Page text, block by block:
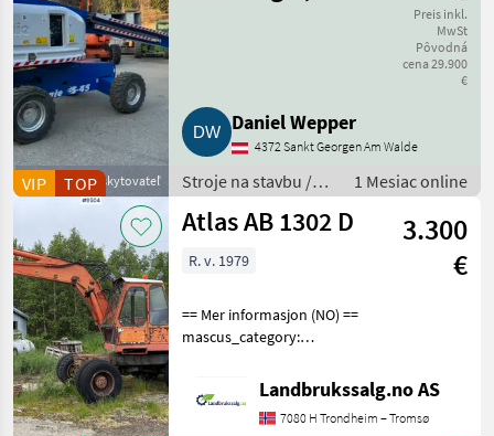
Obchodný poskytovateľ
VIP TOP
Preis inkl.
MwSt
Pôvodná
cena 29.900
€
Daniel Wepper
4372 Sankt Georgen Am Walde
Stroje na stavbu /
Ostatné stroje
stavebného
1 Mesiac online
Atlas AB 1302 D
3.300
€
R. v. 1979
== Mer informasjon (NO) ==
mascus_category:
reference number upon
request: 9504 See
en.landbrukssalg.no/9504
Landbrukssalg.no AS
7080 H Trondheim – Tromsø